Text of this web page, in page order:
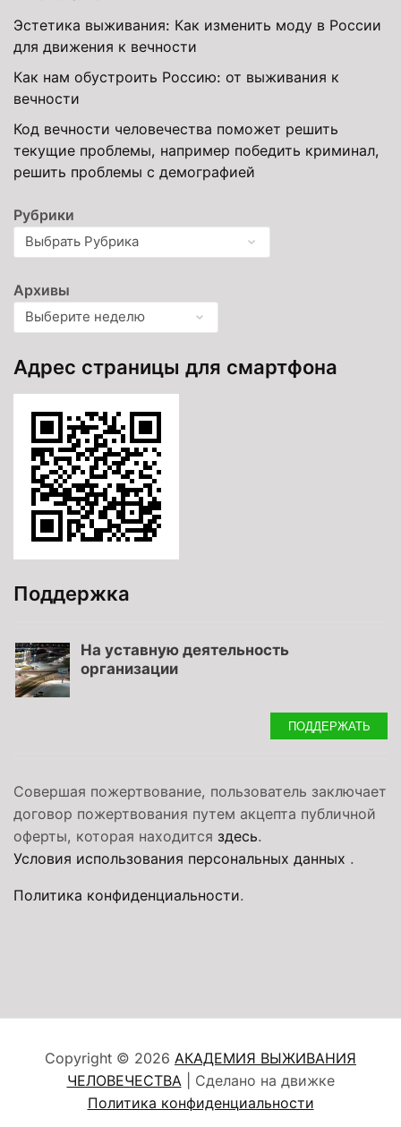
Эстетика выживания: Как изменить моду в России
для движения к вечности
Как нам обустроить Россию: от выживания к
вечности
Код вечности человечества поможет решить
текущие проблемы, например победить криминал,
решить проблемы с демографией
Рубрики
Архивы
Адрес страницы для смартфона
Поддержка
На уставную деятельность
организации
ПОДДЕРЖАТЬ
Совершая пожертвование, пользователь заключает
договор пожертвования путем акцепта публичной
оферты, которая находится здесь.
Условия использования персональных данных .
Политика конфиденциальности.
Copyright © 2026 АКАДЕМИЯ ВЫЖИВАНИЯ
ЧЕЛОВЕЧЕСТВА | Сделано на движке
Политика конфиденциальности